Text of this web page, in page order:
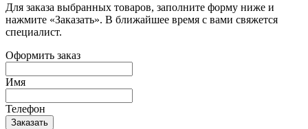
Для заказа выбранных товаров, заполните форму ниже и
нажмите «Заказать». В ближайшее время с вами свяжется
специалист.
Оформить заказ
Имя
Телефон